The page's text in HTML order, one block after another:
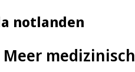
notlanden